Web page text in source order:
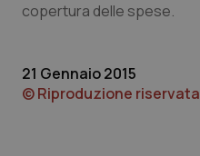
Piemonte
HIV
copertura delle spese.
21 Gennaio 2015
© Riproduzione riservata